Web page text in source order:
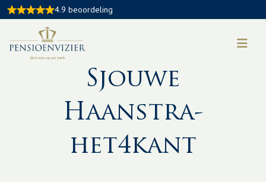
4.9 beoordeling
Een van onze relaties aan het woord
Sjouwe
Haanstra-
het4kant